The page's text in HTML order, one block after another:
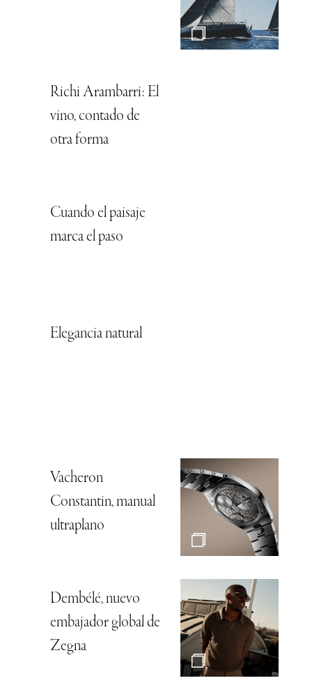
Richi Arambarri: El
vino, contado de
otra forma
Cuando el paisaje
marca el paso
Elegancia natural
Vacheron
Constantin, manual
ultraplano
Dembélé, nuevo
embajador global de
Zegna